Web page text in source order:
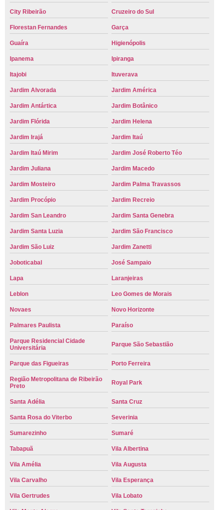
City Ribeirão Cruzeiro do Sul
Florestan Fernandes Garça
Guaíra Higienópolis
Ipanema Ipiranga
Itajobi Ituverava
Jardim Alvorada Jardim América
Jardim Antártica Jardim Botânico
Jardim Flórida Jardim Helena
Jardim Irajá Jardim Itaú
Jardim Itaú Mirim Jardim José Roberto Téo
Jardim Juliana Jardim Macedo
Jardim Mosteiro Jardim Palma Travassos
Jardim Procópio Jardim Recreio
Jardim San Leandro Jardim Santa Genebra
Jardim Santa Luzia Jardim São Francisco
Jardim São Luiz Jardim Zanetti
Joboticabal José Sampaio
Lapa Laranjeiras
Leblon Leo Gomes de Morais
Novaes Novo Horizonte
Palmares Paulista Paraíso
Parque Residencial Cidade
Universitária
Parque São Sebastião
Parque das Figueiras Porto Ferreira
Região Metropolitana de Ribeirão
Preto
Royal Park
Santa Adélia Santa Cruz
Santa Rosa do Viterbo Severinia
Sumarezinho Sumaré
Tabapuã Vila Albertina
Vila Amélia Vila Augusta
Vila Carvalho Vila Esperança
Vila Gertrudes Vila Lobato